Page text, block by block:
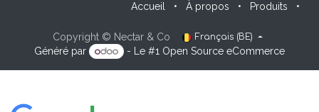
Accueil • À propos • Produits •
Copyright © Nectar & Co Français (BE)
Généré par - Le #1 Open Source eCommerce